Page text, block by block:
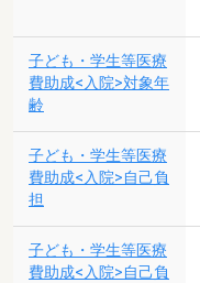
子ども・学生等医療
費助成<入院>対象年
齢
子ども・学生等医療
費助成<入院>自己負
担
子ども・学生等医療
費助成<入院>自己負